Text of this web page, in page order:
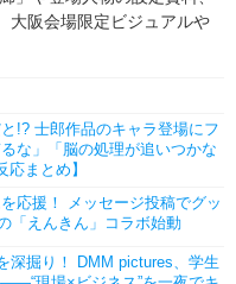
大阪会場限定ビジュアルや
!? 士郎作品のキャラ登場にフ
な」「脳の処理が追いつかな
まとめ】
応援！ メッセージ投稿でグッ
「えんきん」コラボ始動
深掘り！ DMM pictures、学生